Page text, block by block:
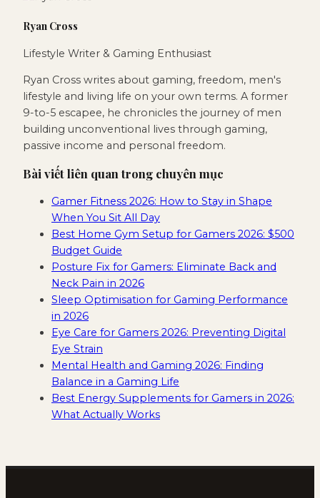
Ryan Cross
Lifestyle Writer & Gaming Enthusiast
Ryan Cross writes about gaming, freedom, men's
lifestyle and living life on your own terms. A former
9-to-5 escapee, he chronicles the journey of men
building unconventional lives through gaming,
passive income and personal freedom.
Bài viết liên quan trong chuyên mục
Gamer Fitness 2026: How to Stay in Shape
When You Sit All Day
Best Home Gym Setup for Gamers 2026: $500
Budget Guide
Posture Fix for Gamers: Eliminate Back and
Neck Pain in 2026
Sleep Optimisation for Gaming Performance
in 2026
Eye Care for Gamers 2026: Preventing Digital
Eye Strain
Mental Health and Gaming 2026: Finding
Balance in a Gaming Life
Best Energy Supplements for Gamers in 2026:
What Actually Works